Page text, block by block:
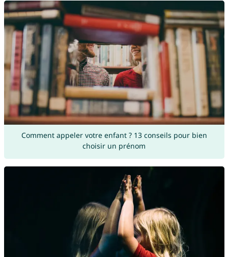
Comment appeler votre enfant ? 13 conseils pour bien
choisir un prénom